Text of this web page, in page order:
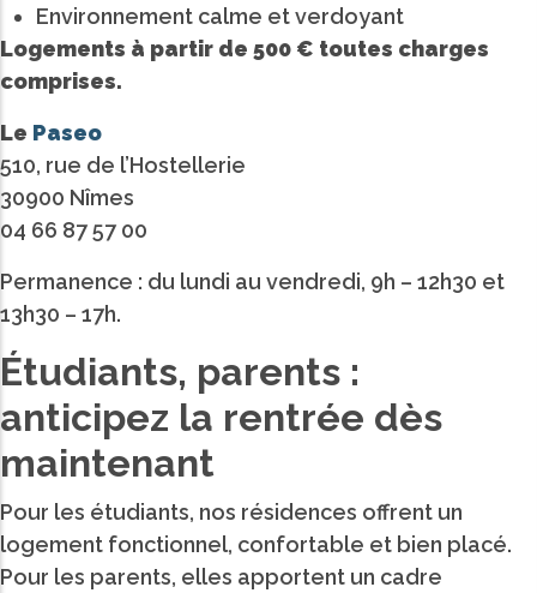
Environnement calme et verdoyant
Logements à partir de 500 € toutes charges
comprises.
Le Paseo
510, rue de l’Hostellerie
30900 Nîmes
04 66 87 57 00
Permanence : du lundi au vendredi, 9h – 12h30 et
13h30 – 17h.
Étudiants, parents :
anticipez la rentrée dès
maintenant
Pour les étudiants, nos résidences offrent un
logement fonctionnel, confortable et bien placé.
Pour les parents, elles apportent un cadre